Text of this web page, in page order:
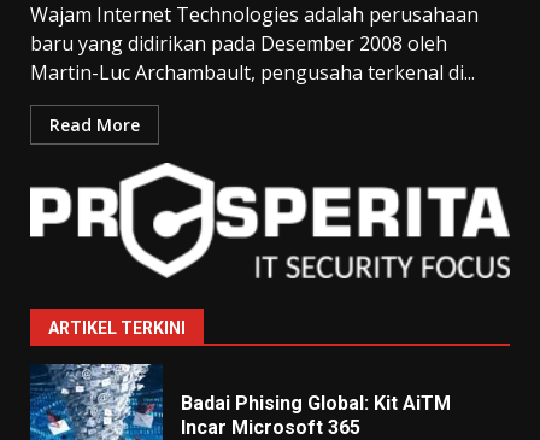
Wajam Internet Technologies adalah perusahaan
baru yang didirikan pada Desember 2008 oleh
Martin-Luc Archambault, pengusaha terkenal di...
Read More
ARTIKEL TERKINI
Badai Phising Global: Kit AiTM
Incar Microsoft 365